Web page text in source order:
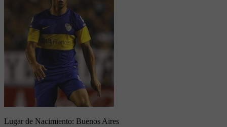
Lugar de Nacimiento: Buenos Aires